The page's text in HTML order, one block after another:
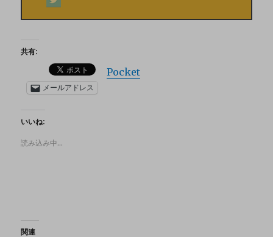
共有:
Pocket
メールアドレス
いいね:
読み込み中…
関連